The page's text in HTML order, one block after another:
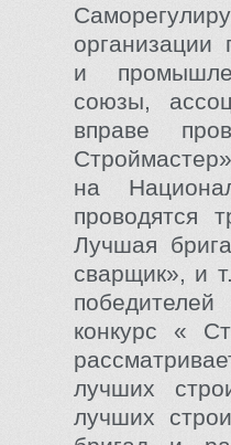
организации
и
союзы,
вправе
на
проводятся
Лучшая
сварщик», и
конкурс «
лучших
лучших